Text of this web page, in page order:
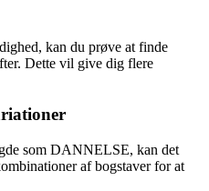
kan du prøve at finde
Dette vil give dig flere
som DANNELSE, kan det
af bogstaver for at